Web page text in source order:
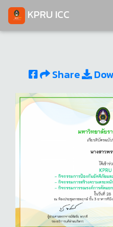
KPRU ICC
Share